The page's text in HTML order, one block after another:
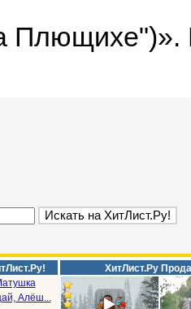
Алёш...
ХитЛист.Ру